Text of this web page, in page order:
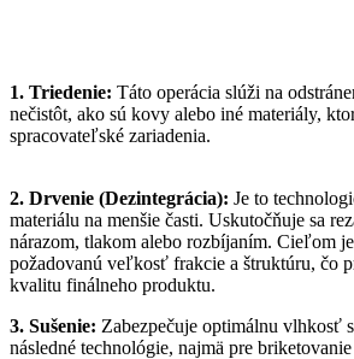
1. Triedenie: Táto operácia slúži na
nečistôt, ako sú kovy alebo iné materiály,
spracovateľské zariadenia.
2. Drvenie (Dezintegrácia): Je to
materiálu na menšie časti. Uskutočňuje sa
nárazom, tlakom alebo rozbíjaním. Cieľom
požadovanú veľkosť frakcie a štruktúru, čo
kvalitu finálneho produktu.
3. Sušenie: Zabezpečuje optimálnu vlhkosť
následné technológie, najmä pre